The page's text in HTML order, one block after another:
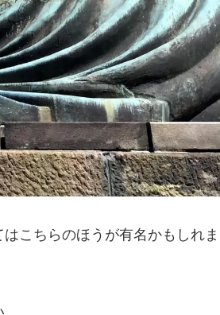
こちらのほうが有名かもしれま